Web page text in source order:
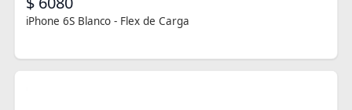
iPhone 6S Blanco - Flex de Carga